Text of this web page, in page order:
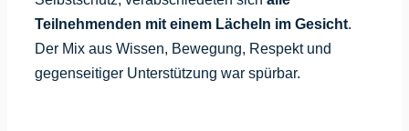
Teilnehmenden mit einem Lächeln im Gesicht.
Der Mix aus Wissen, Bewegung, Respekt und
gegenseitiger Unterstützung war spürbar.